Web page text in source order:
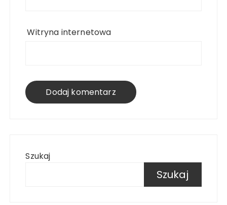
Witryna internetowa
Szukaj
Szukaj